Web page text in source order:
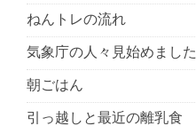
ねんトレの流れ
気象庁の人々見始めました
朝ごはん
引っ越しと最近の離乳食